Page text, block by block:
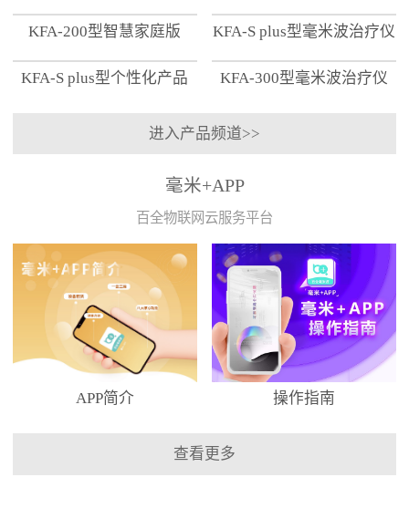
KFA-200型智慧家庭版 KFA-S plus型毫米波治疗仪
KFA-S plus型个性化产品
KFA-300型毫米波治疗仪
进入产品频道>>
毫米+APP
百全物联网云服务平台
APP简介 操作指南
查看更多